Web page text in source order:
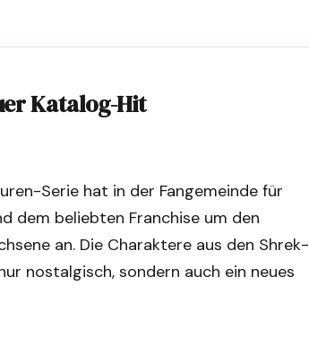
Katalog-Hit
Serie hat in der Fangemeinde für
dem beliebten Franchise um den
an. Die Charaktere aus den Shrek-
nostalgisch, sondern auch ein neues